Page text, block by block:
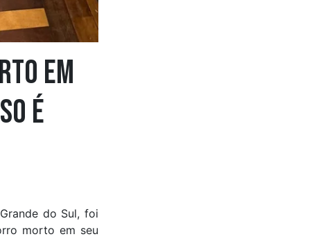
em
é
do Sul, foi
morto em seu